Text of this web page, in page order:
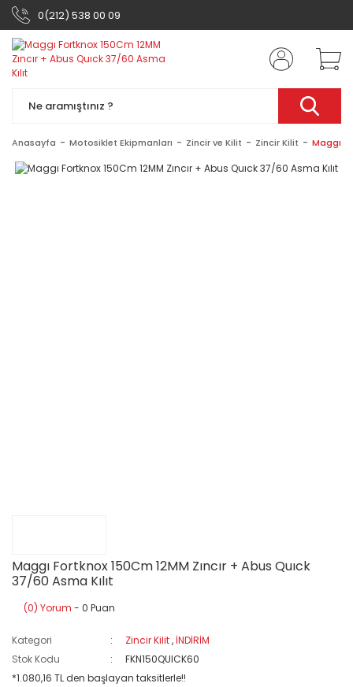
0(212) 538 00 09
Anasayfa Motosiklet Ekipmanları Zincir ve Kilit Zincir Kilit Maggı
Maggı Fortknox 150Cm 12MM Zıncır + Abus Quıck
37/60 Asma Kılıt
(0) Yorum - 0 Puan
Kategori Zincir Kilit, İNDİRİM
Stok Kodu
FKN150QUICK60
*1.080,16 TL den başlayan taksitlerle!!